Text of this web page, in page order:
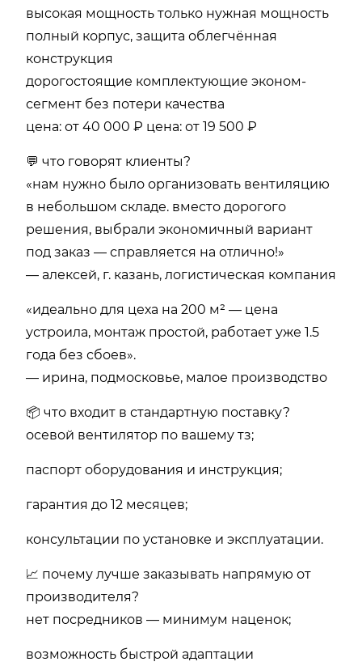
высокая мощность только нужная мощность
полный корпус, защита облегчённая
конструкция
дорогостоящие комплектующие эконом-
сегмент без потери качества
цена: от 40 000 ₽ цена: от 19 500 ₽
💬 что говорят клиенты?
«нам нужно было организовать вентиляцию
в небольшом складе. вместо дорогого
решения, выбрали экономичный вариант
под заказ — справляется на отлично!»
— алексей, г. казань, логистическая компания
«идеально для цеха на 200 м² — цена
устроила, монтаж простой, работает уже 1.5
года без сбоев».
— ирина, подмосковье, малое производство
📦 что входит в стандартную поставку?
осевой вентилятор по вашему тз;
паспорт оборудования и инструкция;
гарантия до 12 месяцев;
консультации по установке и эксплуатации.
📈 почему лучше заказывать напрямую от
производителя?
нет посредников — минимум наценок;
возможность быстрой адаптации